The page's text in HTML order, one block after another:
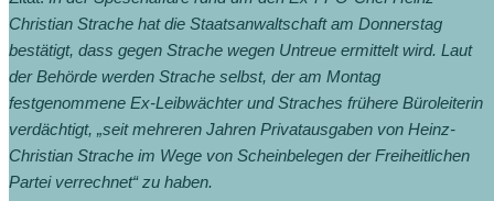
Christian Strache hat die Staatsanwaltschaft am Donnerstag
bestätigt, dass gegen Strache wegen Untreue ermittelt wird. Laut
der Behörde werden Strache selbst, der am Montag
festgenommene Ex-Leibwächter und Straches frühere Büroleiterin
verdächtigt, „seit mehreren Jahren Privatausgaben von Heinz-
Christian Strache im Wege von Scheinbelegen der Freiheitlichen
Partei verrechnet“ zu haben.